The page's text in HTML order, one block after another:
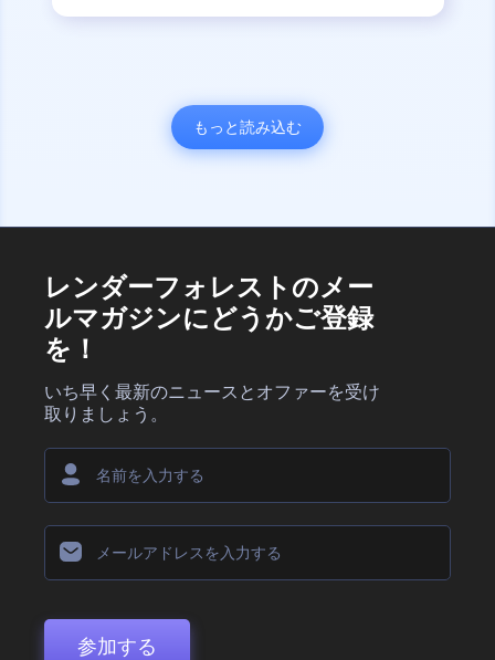
もっと読み込む
レンダーフォレストのメー
ルマガジンにどうかご登録
を！
いち早く最新のニュースとオファーを受け
取りましょう。
参加する